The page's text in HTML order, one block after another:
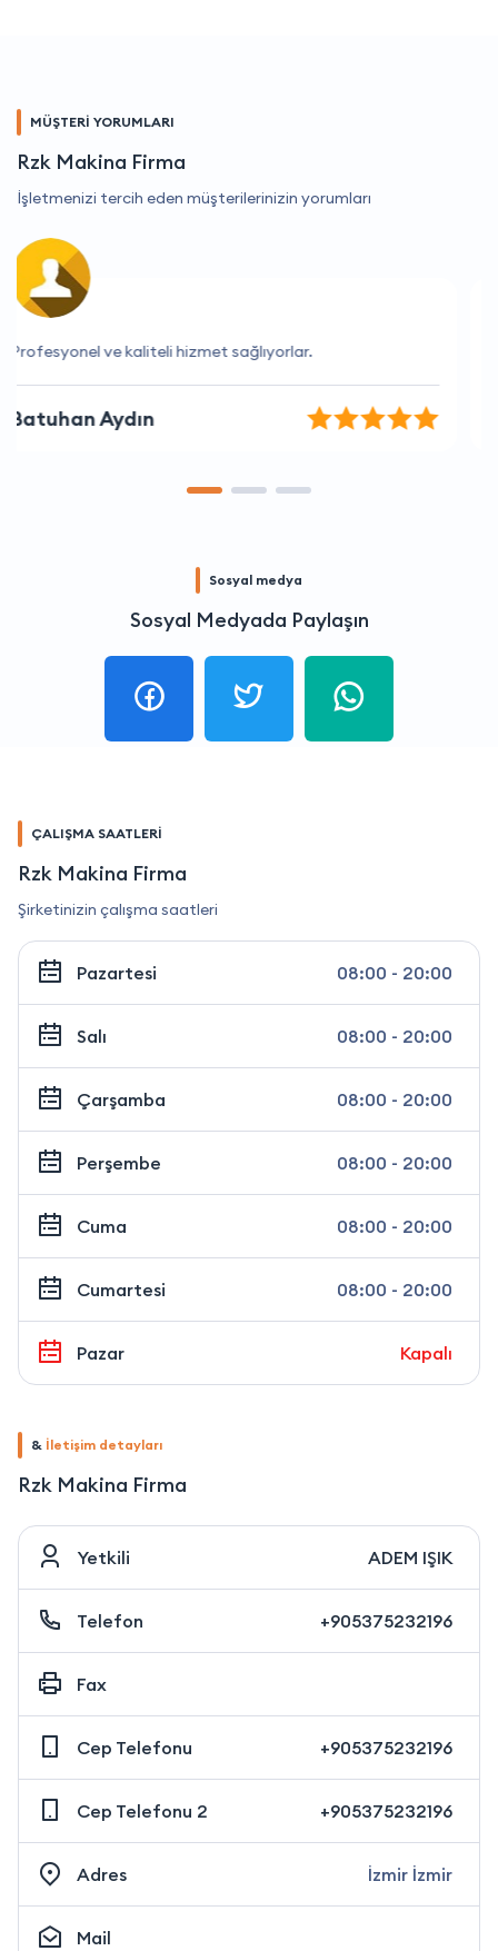
MÜŞTERİ YORUMLARI
Rzk Makina Firma
İşletmenizi tercih eden müşterilerinizin yorumları
Müşteri hizmetlerinden çok memnunum
Emir Can
Sosyal medya
Sosyal Medyada Paylaşın
ÇALIŞMA SAATLERİ
Rzk Makina Firma
Şirketinizin çalışma saatleri
Pazartesi 08:00 - 20:00
Salı 08:00 - 20:00
Çarşamba 08:00 - 20:00
Perşembe 08:00 - 20:00
Cuma 08:00 - 20:00
Cumartesi 08:00 - 20:00
Pazar Kapalı
& İletişim detayları
Rzk Makina Firma
Yetkili ADEM IŞIK
Telefon +905375232196
Fax
Cep Telefonu +905375232196
Cep Telefonu 2 +905375232196
Adres İzmir İzmir
Mail